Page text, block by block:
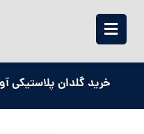
خرید گلدان پلاستیکی